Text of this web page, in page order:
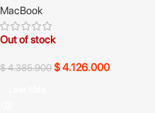
MacBook
Out of stock
$4.385.900$4.126.000